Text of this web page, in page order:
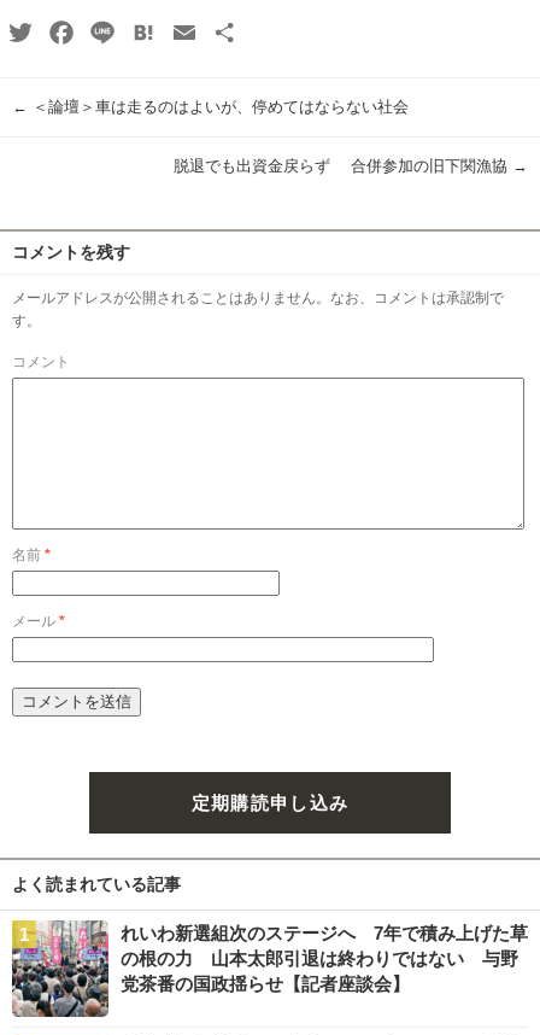
TwitterFacebook
Line HatenaEmail
← ＜論壇＞車は走るのはよいが、停めてはならない社会
脱退でも出資金戻らず 合併参加の旧下関漁協 →
コメントを残す
メールアドレスが公開されることはありません。なお、コメントは承認制で
す。
コメント
名前 *
メール *
定期購読申し込み
よく読まれている記事
れいわ新選組次のステージへ 7年で積み上げた草
の根の力 山本太郎引退は終わりではない 与野
党茶番の国政揺らせ【記者座談会】